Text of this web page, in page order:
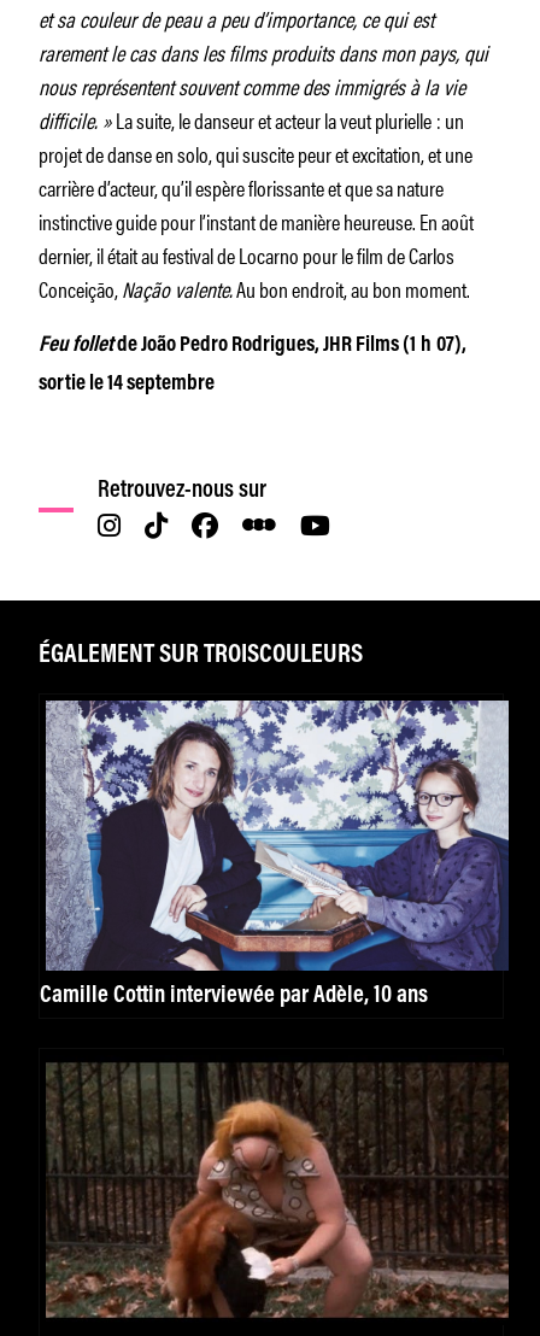
et sa couleur de peau a peu d’importance, ce qui est
rarement le cas dans les films produits dans mon pays, qui
nous représentent souvent comme des immigrés à la vie
difficile. »La suite, le danseur et acteur la veut plurielle : un
projet de danse en solo, qui suscite peur et excitation, et une
carrière d’acteur, qu’il espère florissante et que sa nature
instinctive guide pour l’instant de manière heureuse. En août
dernier, il était au festival de Locarno pour le film de Carlos
Conceição,Nação valente.Au bon endroit, au bon moment.
Feu folletde João Pedro Rodrigues, JHR Films (1 h 07),
sortie le 14 septembre
Retrouvez-nous sur
ÉGALEMENT SUR TROISCOULEURS
Camille Cottin interviewée par Adèle, 10 ans